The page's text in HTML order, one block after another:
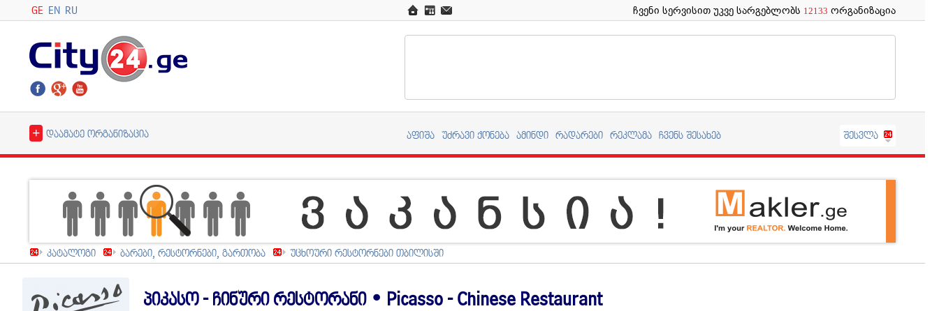
GE EN RU ჩვენი სერვისით უკვე სარგებლობს 12133 ორგანიზაცია
+ დაამატე ორგანიზაცია აფიშა უძრავი ქონება ამინდი რადარები რეკლამა ჩვენს შესახებ შესვლა
კატალოგი ბარები, რესტორნები, გართობა უცხოური რესტორნები თბილისში
პიკასო - ჩინური რესტორანი • Picasso - Chinese Restaurant